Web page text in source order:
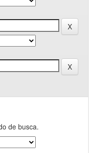
de busca.